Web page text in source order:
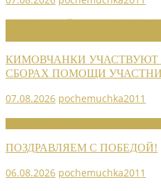
КИМОВЧАНКИ
СБОРАХ ПОМОЩИ
07.08.2026 pochemuchka2011
ПОЗДРАВЛЯЕМ С ПОБЕДОЙ!
06.08.2026 pochemuchka2011